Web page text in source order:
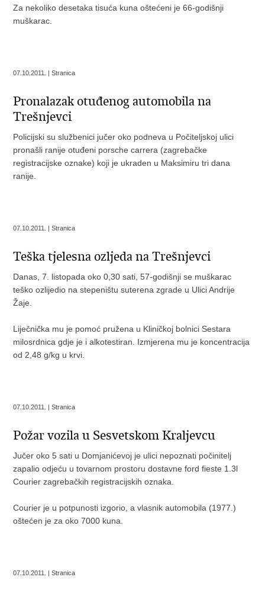
Za nekoliko desetaka tisuća kuna oštećeni je 66-godišnji
muškarac.
07.10.2011. | Stranica
Pronalazak otuđenog automobila na
Trešnjevci
Policijski su službenici jučer oko podneva u Počiteljskoj ulici
pronašli ranije otuđeni porsche carrera (zagrebačke
registracijske oznake) koji je ukraden u Maksimiru tri dana
ranije.
07.10.2011. | Stranica
Teška tjelesna ozljeda na Trešnjevci
Danas, 7. listopada oko 0,30 sati, 57-godišnji se muškarac
teško ozlijedio na stepeništu suterena zgrade u Ulici Andrije
Žaje.
Liječnička mu je pomoć pružena u Kliničkoj bolnici Sestara
milosrdnica gdje je i alkotestiran. Izmjerena mu je koncentracija
od 2,48 g/kg u krvi.
07.10.2011. | Stranica
Požar vozila u Sesvetskom Kraljevcu
Jučer oko 5 sati u Domjanićevoj je ulici nepoznati počinitelj
zapalio odjeću u tovarnom prostoru dostavne ford fieste 1.3l
Courier zagrebačkih registracijskih oznaka.
Courier je u potpunosti izgorio, a vlasnik automobila (1977.)
oštećen je za oko 7000 kuna.
07.10.2011. | Stranica